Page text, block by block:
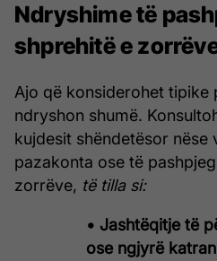
Ndryshime të
shprehitë e
Ajo që konsiderohet tipike
ndryshon shumë.
kujdesit shëndetësor nëse
pazakonta ose të
zorrëve, të tilla si:
• Jashtëqitje të
ose ngjyrë